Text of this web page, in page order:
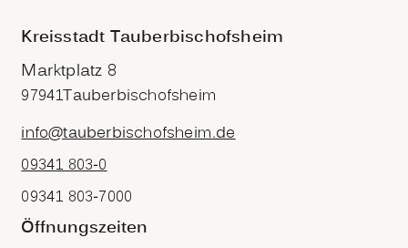
Kreisstadt Tauberbischofsheim
Marktplatz 8
97941Tauberbischofsheim
info@tauberbischofsheim.de
09341 803-0
09341 803-7000
Öffnungszeiten